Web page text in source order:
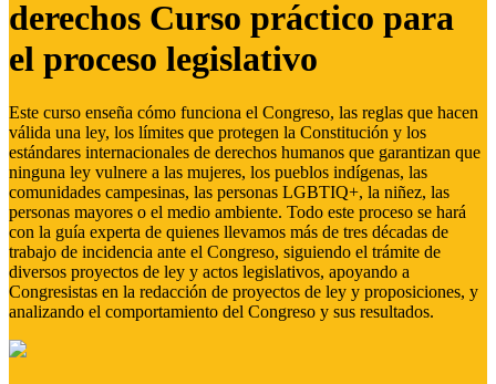
derechos Curso práctico para
el proceso legislativo
Este curso enseña cómo funciona el Congreso, las reglas que hacen
válida una ley, los límites que protegen la Constitución y los
estándares internacionales de derechos humanos que garantizan que
ninguna ley vulnere a las mujeres, los pueblos indígenas, las
comunidades campesinas, las personas LGBTIQ+, la niñez, las
personas mayores o el medio ambiente. Todo este proceso se hará
con la guía experta de quienes llevamos más de tres décadas de
trabajo de incidencia ante el Congreso, siguiendo el trámite de
diversos proyectos de ley y actos legislativos, apoyando a
Congresistas en la redacción de proyectos de ley y proposiciones, y
analizando el comportamiento del Congreso y sus resultados.